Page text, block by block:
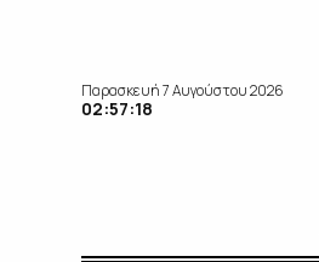
Παρασκευή 7 Αυγούστου 2026
02:57:19